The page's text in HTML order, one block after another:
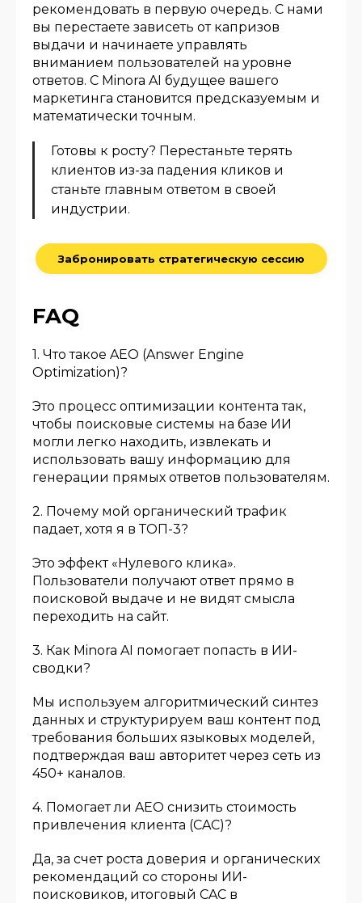
рекомендовать в первую очередь. С нами
вы перестаете зависеть от капризов
выдачи и начинаете управлять
вниманием пользователей на уровне
ответов. С Minora AI будущее вашего
маркетинга становится предсказуемым и
математически точным.
Готовы к росту? Перестаньте терять
клиентов из-за падения кликов и
станьте главным ответом в своей
индустрии.
Забронировать стратегическую сессию
FAQ
1. Что такое AEO (Answer Engine
Optimization)?
Это процесс оптимизации контента так,
чтобы поисковые системы на базе ИИ
могли легко находить, извлекать и
использовать вашу информацию для
генерации прямых ответов пользователям.
2. Почему мой органический трафик
падает, хотя я в ТОП-3?
Это эффект «Нулевого клика».
Пользователи получают ответ прямо в
поисковой выдаче и не видят смысла
переходить на сайт.
3. Как Minora AI помогает попасть в ИИ-
сводки?
Мы используем алгоритмический синтез
данных и структурируем ваш контент под
требования больших языковых моделей,
подтверждая ваш авторитет через сеть из
450+ каналов.
4. Помогает ли AEO снизить стоимость
привлечения клиента (CAC)?
Да, за счет роста доверия и органических
рекомендаций со стороны ИИ-
поисковиков, итоговый CAC в